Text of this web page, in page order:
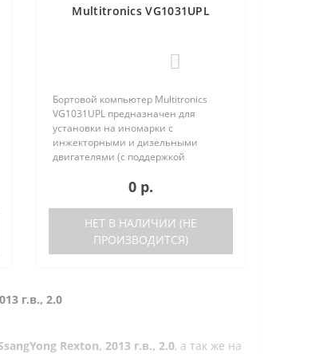
Multitronics VG1031UPL
Бортовой компьютер Multitronics
VG1031UPL предназначен для
установки на иномарки с
инжекторными и дизельными
двигателями (с поддержкой
отечественные автомобили. Работа
прибора возможна как с блоками
0 р.
НЕТ В НАЛИЧИИ (НЕ
ПРОИЗВОДИТСЯ)
г.в., 2.0
Rexton, 2013 г.в., 2.0, а так же на